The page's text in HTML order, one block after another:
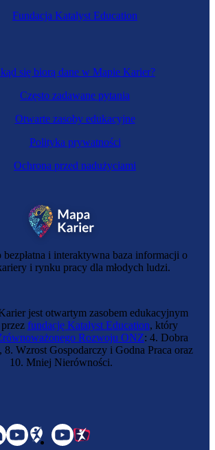
i interaktywna baza informacji o
i rynku pracy dla młodych ludzi.
się biorą dane w Mapie Karier?
Często zadawane pytania
Otwarte zasoby edukacyjne
Polityka prywatności
Ochrona przed nadużyciami
Fundacja Katalyst Education
jest otwartym zasobem edukacyjnym
fundację Katalyst Education, który
Rozwoju ONZ: 4. Dobra
8. Wzrost Gospodarczy i Godna Praca oraz
10. Mniej Nierówności.